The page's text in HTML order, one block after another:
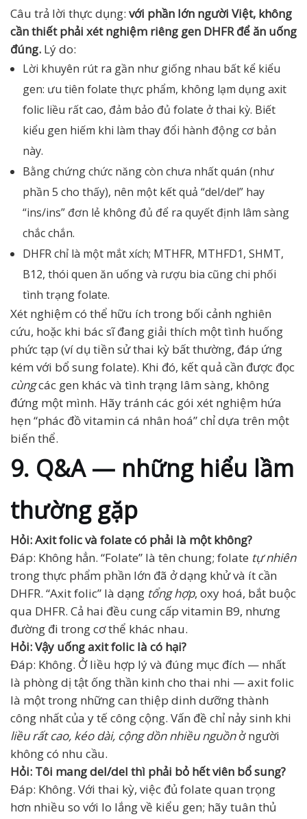
Câu trả lời thực dụng: với phần lớn người Việt, không
cần thiết phải xét nghiệm riêng gen DHFR để ăn uống
đúng. Lý do:
Lời khuyên rút ra gần như giống nhau bất kể kiểu
gen: ưu tiên folate thực phẩm, không lạm dụng axit
folic liều rất cao, đảm bảo đủ folate ở thai kỳ. Biết
kiểu gen hiếm khi làm thay đổi hành động cơ bản
này.
Bằng chứng chức năng còn chưa nhất quán (như
phần 5 cho thấy), nên một kết quả “del/del” hay
“ins/ins” đơn lẻ không đủ để ra quyết định lâm sàng
chắc chắn.
DHFR chỉ là một mắt xích; MTHFR, MTHFD1, SHMT,
B12, thói quen ăn uống và rượu bia cũng chi phối
tình trạng folate.
Xét nghiệm có thể hữu ích trong bối cảnh nghiên
cứu, hoặc khi bác sĩ đang giải thích một tình huống
phức tạp (ví dụ tiền sử thai kỳ bất thường, đáp ứng
kém với bổ sung folate). Khi đó, kết quả cần được đọc
cùngcác gen khác và tình trạng lâm sàng, không
đứng một mình. Hãy tránh các gói xét nghiệm hứa
hẹn “phác đồ vitamin cá nhân hoá” chỉ dựa trên một
biến thể.
9. Q&A — những hiểu lầm
thường gặp
Hỏi: Axit folic và folate có phải là một không?
Đáp: Không hẳn. “Folate” là tên chung; folate tự nhiên
trong thực phẩm phần lớn đã ở dạng khử và ít cần
DHFR. “Axit folic” là dạng tổng hợp, oxy hoá, bắt buộc
qua DHFR. Cả hai đều cung cấp vitamin B9, nhưng
đường đi trong cơ thể khác nhau.
Hỏi: Vậy uống axit folic là có hại?
Đáp: Không. Ở liều hợp lý và đúng mục đích — nhất
là phòng dị tật ống thần kinh cho thai nhi — axit folic
là một trong những can thiệp dinh dưỡng thành
công nhất của y tế công cộng. Vấn đề chỉ nảy sinh khi
liều rất cao, kéo dài, cộng dồn nhiều nguồnở người
không có nhu cầu.
Hỏi: Tôi mang del/del thì phải bỏ hết viên bổ sung?
Đáp: Không. Với thai kỳ, việc đủ folate quan trọng
hơn nhiều so với lo lắng về kiểu gen; hãy tuân thủ